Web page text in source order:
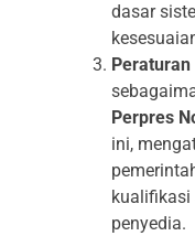
dasar
Peraturan
Perpres
ini,
penyedia.